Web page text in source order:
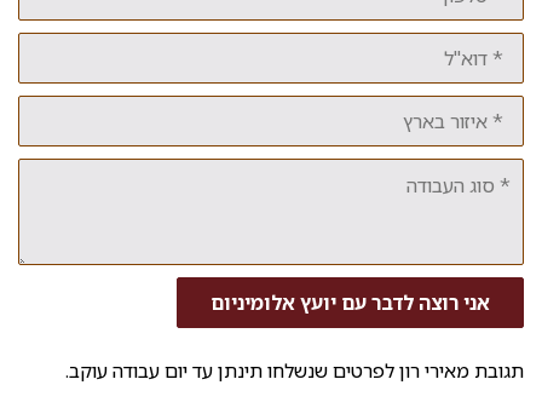
דוא"ל
איזור
בארץ
סוג
העבודה
אני רוצה לדבר עם יועץ אלומיניום
תגובת מאירי רון לפרטים שנשלחו תינתן עד יום עבודה עוקב.